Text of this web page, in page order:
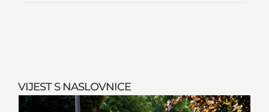
VIJEST S NASLOVNICE